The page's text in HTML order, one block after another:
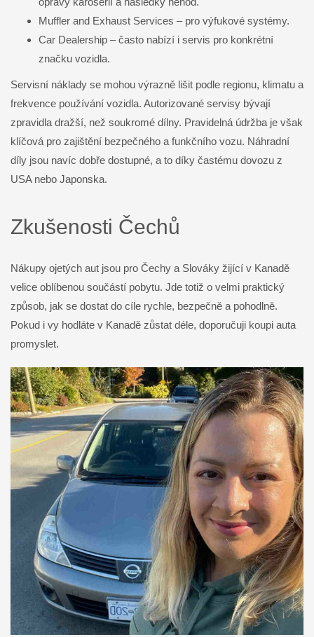
Muffler and Exhaust Services – pro výfukové systémy.
Car Dealership – často nabízí i servis pro konkrétní
značku vozidla.
Servisní náklady se mohou výrazně lišit podle regionu, klimatu a
frekvence používání vozidla. Autorizované servisy bývají
zpravidla dražší, než soukromé dílny. Pravidelná údržba je však
klíčová pro zajištění bezpečného a funkčního vozu. Náhradní
díly jsou navíc dobře dostupné, a to díky častému dovozu z
USA nebo Japonska.
Zkušenosti Čechů
Nákupy ojetých aut jsou pro Čechy a Slováky žijící v Kanadě
velice oblíbenou součástí pobytu. Jde totiž o velmi praktický
způsob, jak se dostat do cíle rychle, bezpečně a pohodlně.
Pokud i vy hodláte v Kanadě zůstat déle, doporučuji koupi auta
promyslet.